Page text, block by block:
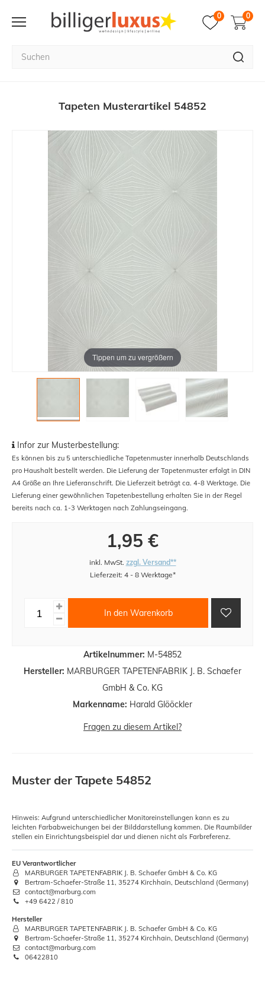
0 0
Tapeten Musterartikel 54852
Tippen um zu vergrößern
Artikelnummer: M-54852
Hersteller: MARBURGER TAPETENFABRIK J. B. Schaefer
GmbH & Co. KG
Markenname: Harald Glööckler
Infor zur Musterbestellung:
Es können bis zu 5 unterschiedliche Tapetenmuster innerhalb Deutschlands
pro Haushalt bestellt werden. Die Lieferung der Tapetenmuster erfolgt in DIN
A4 Größe an Ihre Lieferanschrift. Die Lieferzeit beträgt ca. 4-8 Werktage. Die
Lieferung einer gewöhnlichen Tapetenbestellung erhalten Sie in der Regel
bereits nach ca. 1-3 Werktagen nach Zahlungseingang.
1,95 €
inkl. MwSt. zzgl. Versand**
Lieferzeit: 4 - 8 Werktage*
In den Warenkorb
Fragen zu diesem Artikel?
Muster der Tapete 54852
Hinweis: Aufgrund unterschiedlicher Monitoreinstellungen kann es zu
leichten Farbabweichungen bei der Bilddarstellung kommen. Die Raumbilder
stellen ein Einrichtungsbeispiel dar und dienen nicht als Farbreferenz.
EU Verantwortlicher
MARBURGER TAPETENFABRIK J. B. Schaefer GmbH & Co. KG
Bertram-Schaefer-Straße 11, 35274 Kirchhain, Deutschland (Germany)
contact@marburg.com
+49 6422 / 810
Hersteller
MARBURGER TAPETENFABRIK J. B. Schaefer GmbH & Co. KG
Bertram-Schaefer-Straße 11, 35274 Kirchhain, Deutschland (Germany)
contact@marburg.com
06422810